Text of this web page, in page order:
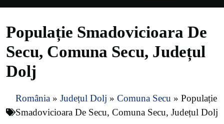
Populație Smadovicioara De
Secu, Comuna Secu, Județul
Dolj
România » Județul Dolj » Comuna Secu » Populație
Smadovicioara De Secu, Comuna Secu, Județul Dolj